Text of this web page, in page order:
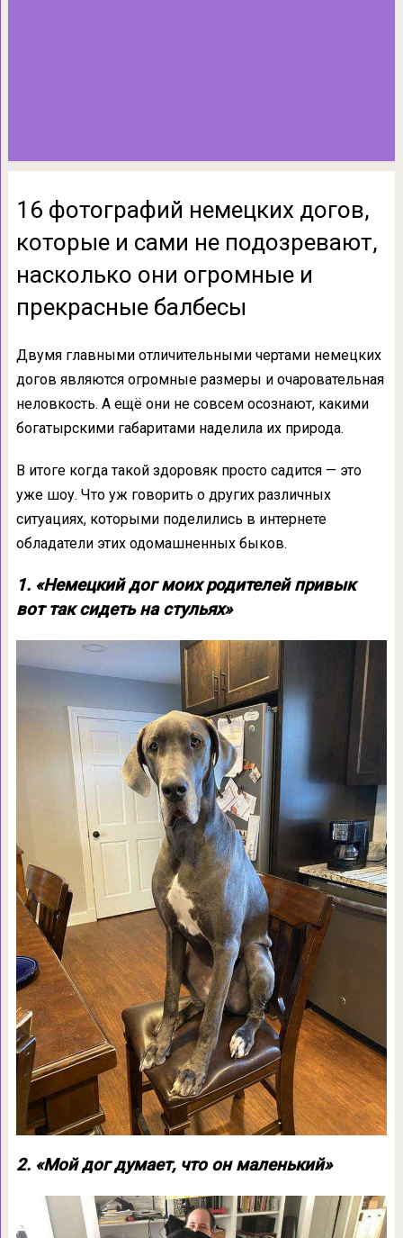
16 фотографий немецких догов,
которые и сами не подозревают,
насколько они огромные и
прекрасные балбесы
Двумя главными отличительными чертами немецких
догов являются огромные размеры и очаровательная
неловкость. А ещё они не совсем осознают, какими
богатырскими габаритами наделила их природа.
В итоге когда такой здоровяк просто садится — это
уже шоу. Что уж говорить о других различных
ситуациях, которыми поделились в интернете
обладатели этих одомашненных быков.
1. «Немецкий дог моих родителей привык
вот так сидеть на стульях»
2. «Мой дог думает, что он маленький»